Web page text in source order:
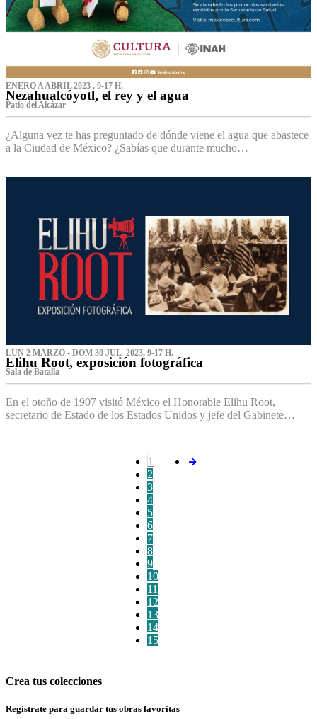
ENERO A ABRIL 2023 , 9-17 H.
Nezahualcóyotl, el rey y el agua
Patio del Alcázar
¿Alguna vez te has preguntado de dónde viene el agua que abastece
a la Ciudad de México? ¿Sabías que durante mucho…
LUN 2 MARZO - DOM 30 JUL 2023, 9-17 H.
Elihu Root, exposición fotográfica
Sala de Batalla
En el otoño de 1907 visitó México el Honorable Elihu Root,
secretario de Estado de los Estados Unidos y jefe del Gabinete…
1
2
3
4
5
6
7
8
9
10
11
12
13
14
15
Crea tus colecciones
Regístrate para guardar tus obras favoritas